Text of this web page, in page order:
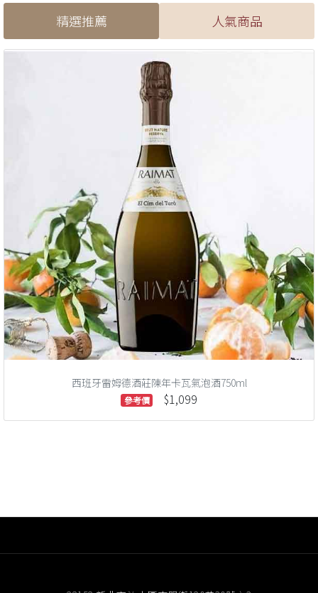
精選推薦 人氣商品
西班牙雷姆德酒莊陳年卡瓦氣泡酒750ml
參考價 $1,099